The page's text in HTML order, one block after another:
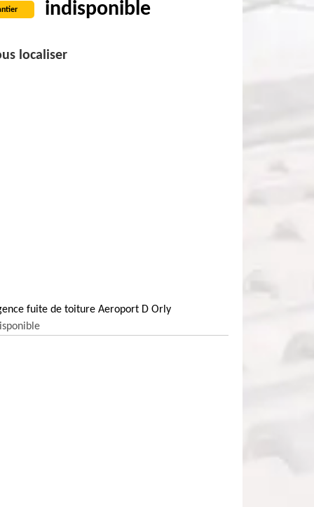
indisponible
localiser
fuite de toiture Aeroport D Orly